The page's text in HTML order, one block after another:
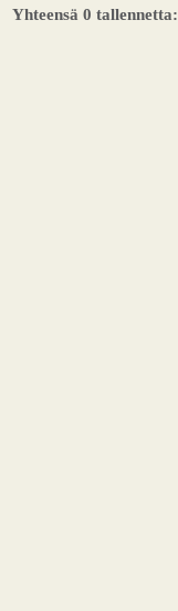
Yhteensä 0 tallennetta: